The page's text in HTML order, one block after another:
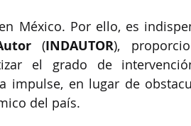
(INDAUTOR),
el grado de
impulse, en lugar de
del país.